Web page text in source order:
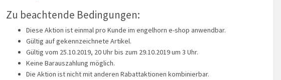
Zu beachtende Bedingungen:
Diese Aktion ist einmal pro Kunde im engelhorn e-shop anwendbar.
Gültig auf gekennzeichnete Artikel.
Gültig vom 25.10.2019, 20 Uhr bis zum 29.10.2019 um 3 Uhr.
Keine Barauszahlung möglich.
Die Aktion ist nicht mit anderen Rabattaktionen kombinierbar.